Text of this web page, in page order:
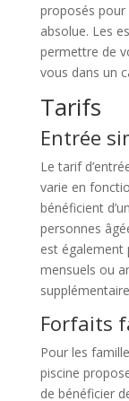
proposés
absolue. Les
permettre de
vous dans un
Tarifs
Entrée
Le tarif
varie en
bénéficient
personnes
est également
mensuels ou
Forfaits
Pour les
piscine
de bénéficier